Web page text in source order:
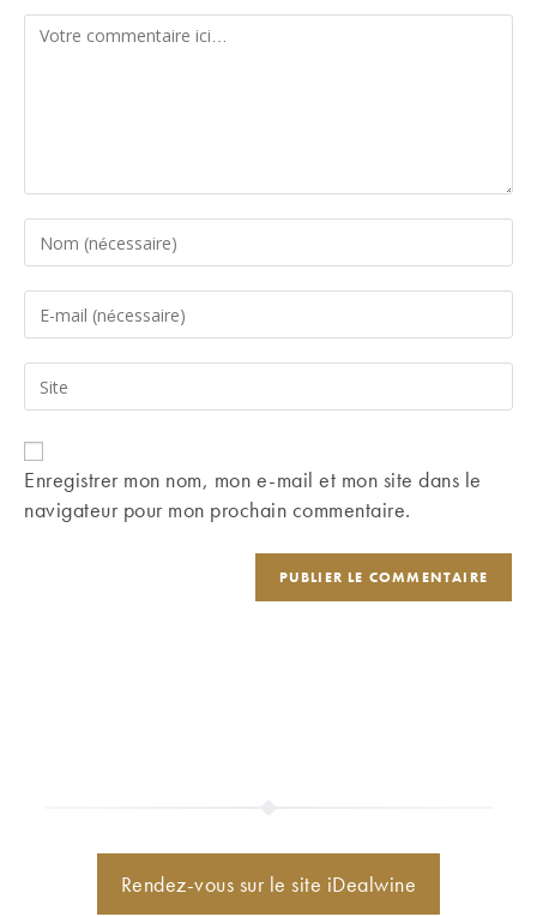
Comment
Enter
your
name
comment
Enter
your
email
address
comment
Saisir
l’URL
de
votre
(facultatif)
Enregistrer mon nom, mon e-mail et mon site dans le
navigateur pour mon prochain commentaire.
Rendez-vous sur le site iDealwine